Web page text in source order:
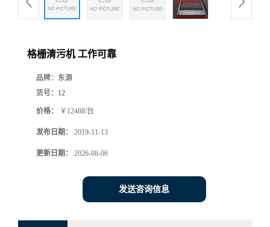
格栅清污机 工作可靠
品牌： 东源
货号： 12
价格： ￥12488/台
发布日期： 2019-11-13
更新日期： 2026-08-06
发送咨询信息